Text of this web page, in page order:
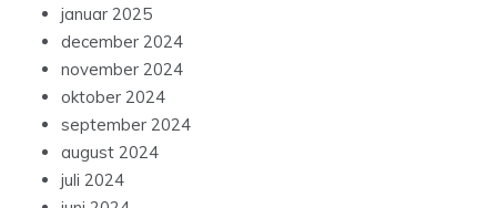
januar 2025
december 2024
november 2024
oktober 2024
september 2024
august 2024
juli 2024